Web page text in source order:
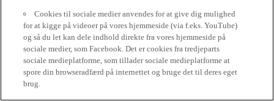
Cookies til sociale medier anvendes for at give dig mulighed
for at kigge på videoer på vores hjemmeside (via f.eks. YouTube)
og så du let kan dele indhold direkte fra vores hjemmeside på
sociale medier, som Facebook. Det er cookies fra tredjeparts
sociale medieplatforme, som tillader sociale medieplatforme at
spore din browseradfærd på internettet og bruge det til deres eget
brug.